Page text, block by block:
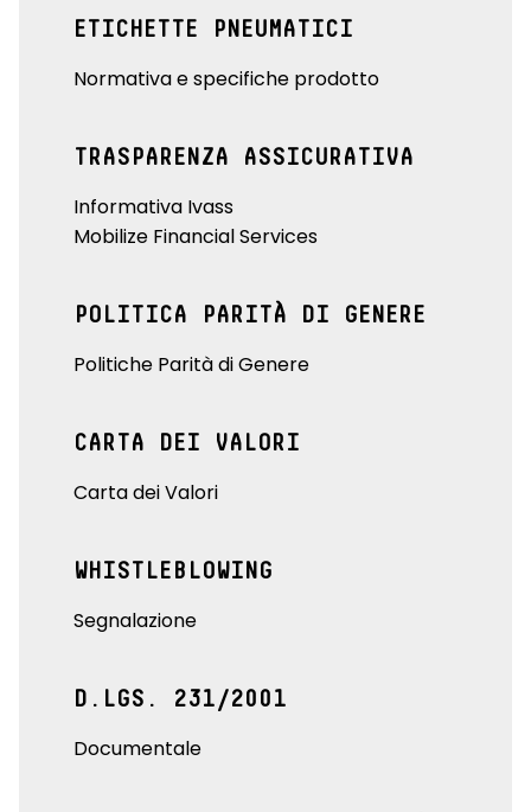
ETICHETTE PNEUMATICI
Normativa e specifiche prodotto
TRASPARENZA ASSICURATIVA
Informativa Ivass
Mobilize Financial Services
POLITICA PARITÀ DI GENERE
Politiche Parità di Genere
CARTA DEI VALORI
Carta dei Valori
WHISTLEBLOWING
Segnalazione
D.LGS. 231/2001
Documentale